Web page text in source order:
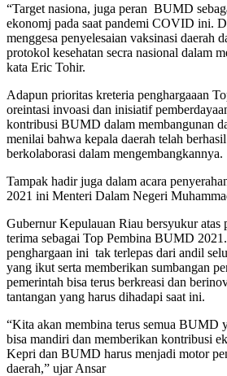
“Target nasiona, juga peran BUMD
ekonomj pada saat pandemi COVID ini.
menggesa penyelesaian vaksinasi daerah
protokol kesehatan secra nasional dalam
kata Eric Tohir.
Adapun prioritas kreteria penghargaaan
oreintasi invoasi dan inisiatif
kontribusi BUMD dalam membangunan
menilai bahwa kepala daerah telah
berkolaborasi dalam mengembangkannya.
Tampak hadir juga dalam acara
2021 ini Menteri Dalam Negeri
Gubernur Kepulauan Riau bersyukur atas
terima sebagai Top Pembina BUMD
penghargaan ini tak terlepas dari andil
yang ikut serta memberikan sumbangan
pemerintah bisa terus berkreasi dan
tantangan yang harus dihadapi saat ini.
“Kita akan membina terus semua BUMD
bisa mandiri dan memberikan kontribusi
Kepri dan BUMD harus menjadi motor
daerah,” ujar Ansar